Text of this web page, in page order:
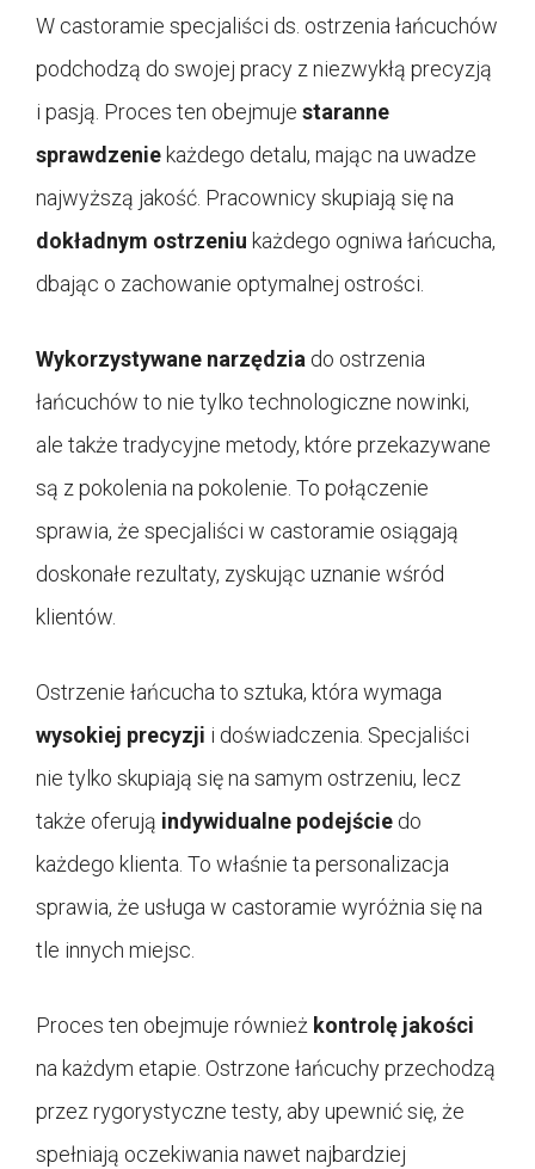
W castoramie specjaliści ds. ostrzenia łańcuchów
podchodzą do swojej pracy z niezwykłą precyzją
i pasją. Proces ten obejmuje staranne
sprawdzenie każdego detalu, mając na uwadze
najwyższą jakość. Pracownicy skupiają się na
dokładnym ostrzeniu każdego ogniwa łańcucha,
dbając o zachowanie optymalnej ostrości.
Wykorzystywane narzędzia do ostrzenia
łańcuchów to nie tylko technologiczne nowinki,
ale także tradycyjne metody, które przekazywane
są z pokolenia na pokolenie. To połączenie
sprawia, że specjaliści w castoramie osiągają
doskonałe rezultaty, zyskując uznanie wśród
klientów.
Ostrzenie łańcucha to sztuka, która wymaga
wysokiej precyzji i doświadczenia. Specjaliści
nie tylko skupiają się na samym ostrzeniu, lecz
także oferują indywidualne podejście do
każdego klienta. To właśnie ta personalizacja
sprawia, że usługa w castoramie wyróżnia się na
tle innych miejsc.
Proces ten obejmuje również kontrolę jakości
na każdym etapie. Ostrzone łańcuchy przechodzą
przez rygorystyczne testy, aby upewnić się, że
spełniają oczekiwania nawet najbardziej